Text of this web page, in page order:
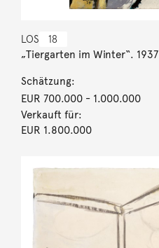
LOS 18
„Tiergarten im Winter“. 1937
Schätzung:
EUR 700.000- 1.000.000
Verkauft für:
EUR 1.800.000